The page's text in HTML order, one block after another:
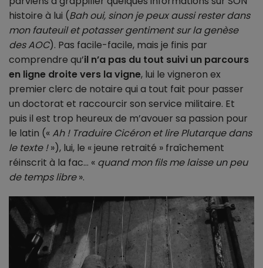
histoire à lui (Bah oui, sinon je peux aussi rester dans
mon fauteuil et potasser gentiment sur la genèse
des AOC). Pas facile-facile, mais je finis par
comprendre qu’il n’a pas du tout suivi un parcours
en ligne droite vers la vigne, lui le vigneron ex
premier clerc de notaire qui a tout fait pour passer
un doctorat et raccourcir son service militaire. Et
puis il est trop heureux de m’avouer sa passion pour
le latin (« Ah ! Traduire Cicéron et lire Plutarque dans
le texte !»), lui, le « jeune retraité » fraîchement
réinscrit à la fac… « quand mon fils me laisse un peu
de temps libre».